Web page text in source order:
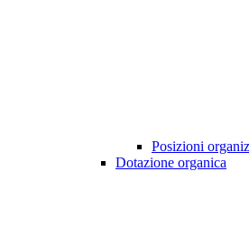
Posizioni
Dotazione organica